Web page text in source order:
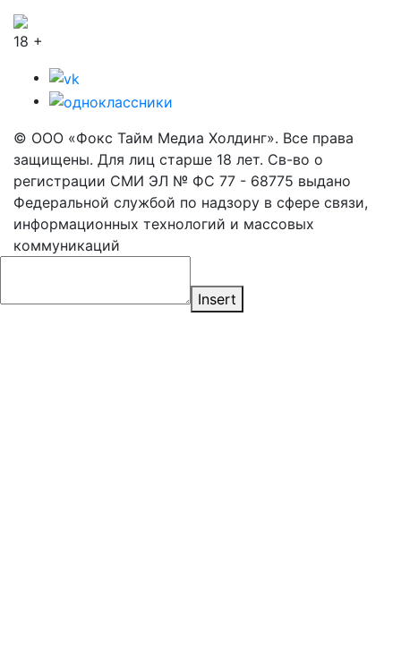
18 +
© ООО «Фокс Тайм Медиа Холдинг». Все права
защищены. Для лиц старше 18 лет. Св-во о
регистрации СМИ ЭЛ № ФС 77 - 68775 выдано
Федеральной службой по надзору в сфере связи,
информационных технологий и массовых
коммуникаций
Insert